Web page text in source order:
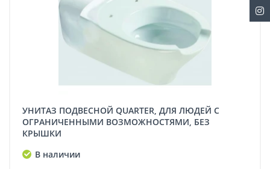
УНИТАЗ ПОДВЕСНОЙ QUARTER, ДЛЯ ЛЮДЕЙ С
ОГРАНИЧЕННЫМИ ВОЗМОЖНОСТЯМИ, БЕЗ
КРЫШКИ
В наличии